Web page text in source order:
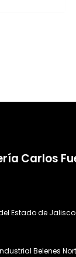
Carlos
Estado de
Belenes